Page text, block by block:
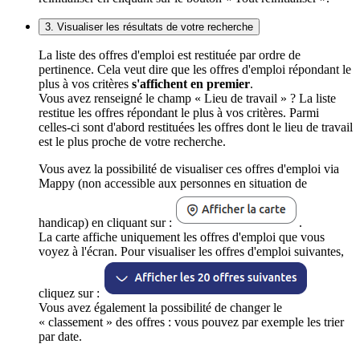
3. Visualiser les résultats de votre recherche
La liste des offres d'emploi est restituée par ordre de
pertinence. Cela veut dire que les offres d'emploi répondant le
plus à vos critères s'affichent en premier.
Vous avez renseigné le champ « Lieu de travail » ? La liste
restitue les offres répondant le plus à vos critères. Parmi
celles-ci sont d'abord restituées les offres dont le lieu de travail
est le plus proche de votre recherche.
Vous avez la possibilité de visualiser ces offres d'emploi via
Mappy (non accessible aux personnes en situation de
handicap) en cliquant sur :
.
La carte affiche uniquement les offres d'emploi que vous
voyez à l'écran. Pour visualiser les offres d'emploi suivantes,
cliquez sur :
Vous avez également la possibilité de changer le
« classement » des offres : vous pouvez par exemple les trier
par date.